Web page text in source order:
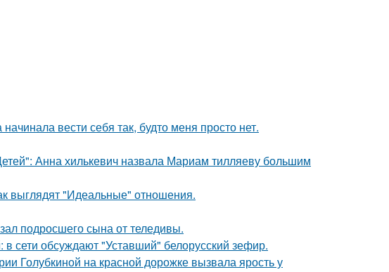
вести себя так, будто меня просто нет.
Анна хилькевич назвала Мариам тилляеву большим
выглядят "Идеальные" отношения.
подросшего сына от теледивы.
в сети обсуждают "Уставший" белорусский зефир.
Голубкиной на красной дорожке вызвала ярость у